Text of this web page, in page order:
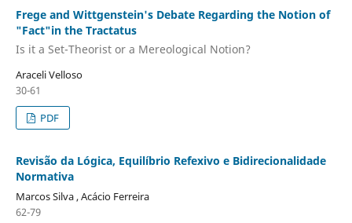
Frege and Wittgenstein's Debate Regarding the Notion of
"Fact"in the Tractatus
Is it a Set-Theorist or a Mereological Notion?
Araceli Velloso
30-61
PDF
Revisão da Lógica, Equilíbrio Refexivo e Bidirecionalidade
Normativa
Marcos Silva , Acácio Ferreira
62-79